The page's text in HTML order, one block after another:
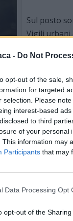
- Do Not
opt-out of the sale,
for targeted
selection. Please
interest-based
to third
of your personal
This information may
Participants that may
Data Processing Opt
opt-out of the
Sul posto
Vigili
adiacenti si
parole senza
dopo le 20, ma
è andata
stati feriti, ma
La
evacuate, né
e al
provocati